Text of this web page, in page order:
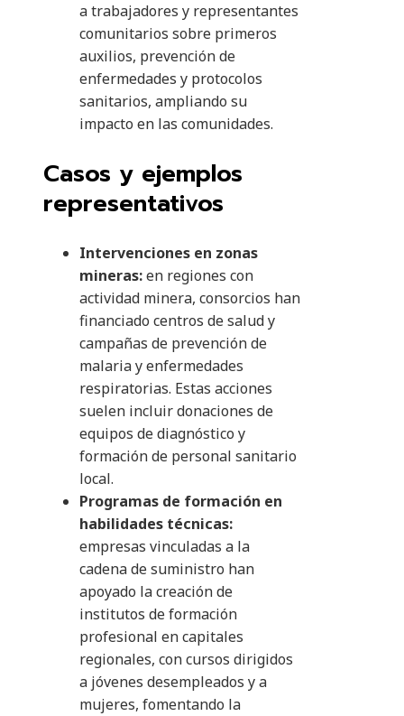
a trabajadores y representantes
comunitarios sobre primeros
auxilios, prevención de
enfermedades y protocolos
sanitarios, ampliando su
impacto en las comunidades.
Casos y ejemplos
representativos
Intervenciones en zonas
mineras:en regiones con
actividad minera, consorcios han
financiado centros de salud y
campañas de prevención de
malaria y enfermedades
respiratorias. Estas acciones
suelen incluir donaciones de
equipos de diagnóstico y
formación de personal sanitario
local.
Programas de formación en
habilidades técnicas:
empresas vinculadas a la
cadena de suministro han
apoyado la creación de
institutos de formación
profesional en capitales
regionales, con cursos dirigidos
a jóvenes desempleados y a
mujeres, fomentando la